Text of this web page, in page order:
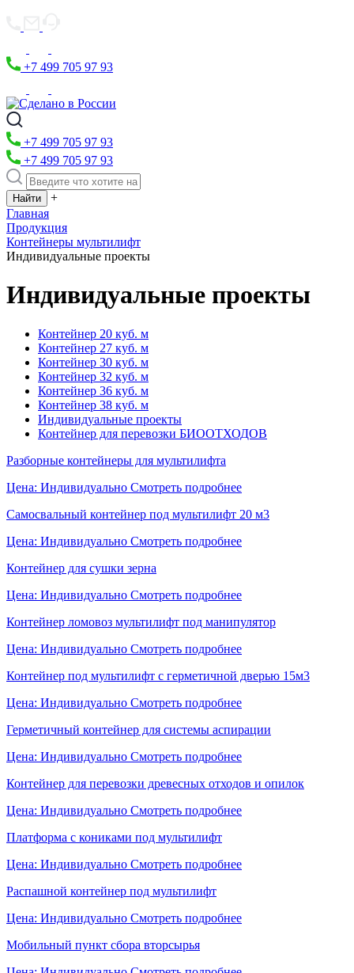
+7 499 705 97 93
+7 499 705 97 93
+7 499 705 97 93
+
Главная
Продукция
Контейнеры мультилифт
Индивидуальные проекты
Индивидуальные проекты
Контейнер 20 куб. м
Контейнер 27 куб. м
Контейнер 30 куб. м
Контейнер 32 куб. м
Контейнер 36 куб. м
Контейнер 38 куб. м
Индивидуальные проекты
Контейнер для перевозки БИООТХОДОВ
Разборные контейнеры для мультилифта
Цена: Индивидуально Смотреть подробнее
Самосвальный контейнер под мультилифт 20 м3
Цена: Индивидуально Смотреть подробнее
Контейнер для сушки зерна
Цена: Индивидуально Смотреть подробнее
Контейнер ломовоз мультилифт под манипулятор
Цена: Индивидуально Смотреть подробнее
Контейнер под мультилифт с герметичной дверью 15м3
Цена: Индивидуально Смотреть подробнее
Герметичный контейнер для системы аспирации
Цена: Индивидуально Смотреть подробнее
Контейнер для перевозки древесных отходов и опилок
Цена: Индивидуально Смотреть подробнее
Платформа с кониками под мультилифт
Цена: Индивидуально Смотреть подробнее
Распашной контейнер под мультилифт
Цена: Индивидуально Смотреть подробнее
Мобильный пункт сбора вторсырья